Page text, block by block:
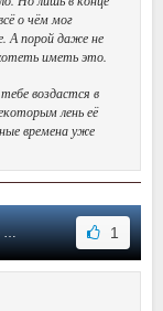
о чём мог
А порой даже не
иметь это.
воздастся в
лень её
времена уже
1